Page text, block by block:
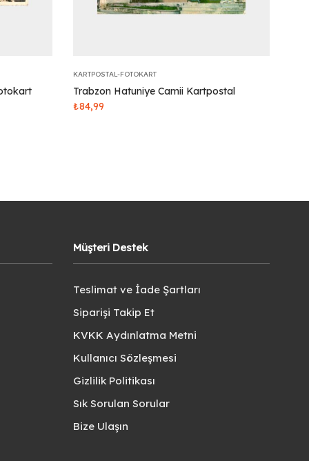
KARTPOSTAL-FOTOKART
Trabzon Hatuniye Camii Kartpostal
₺84,99
Müşteri Destek
Teslimat ve İade Şartları
Siparişi Takip Et
KVKK Aydınlatma Metni
Kullanıcı Sözleşmesi
Gizlilik Politikası
Sık Sorulan Sorular
Bize Ulaşın